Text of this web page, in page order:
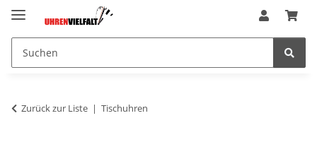
Zurück zur Liste Tischuhren